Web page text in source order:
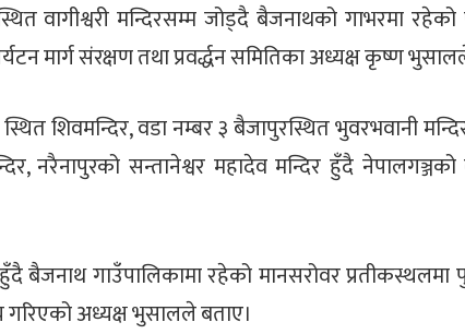
वागीश्वरी मन्दिरसम्म जोड्दै बैजनाथको गाभरमा
मार्ग संरक्षण तथा प्रवर्द्धन समितिका अध्यक्ष कृष्ण
स्थित शिवमन्दिर, वडा नम्बर ३ बैजापुरस्थित भुवरभवानी
नरैनापुरको सन्तानेश्वर महादेव मन्दिर हुँदै नेपालगञ्जको
बैजनाथ गाउँपालिकामा रहेको मानसरोवर प्रतीकस्थलमा
गरिएको अध्यक्ष भुसालले बताए।